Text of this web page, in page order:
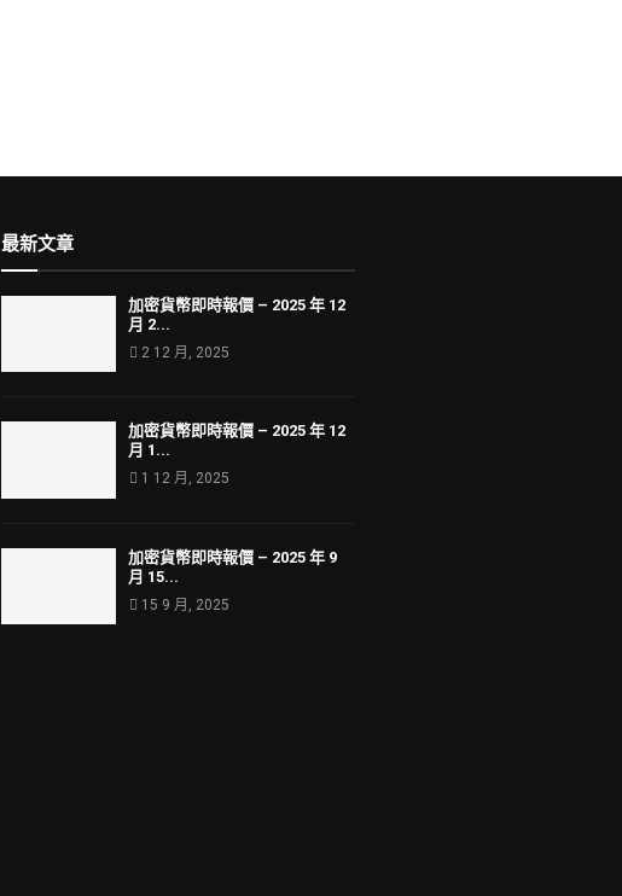
最新文章
加密貨幣即時報價 – 2025 年 12
月 2...
2 12 月, 2025
加密貨幣即時報價 – 2025 年 12
月 1...
1 12 月, 2025
加密貨幣即時報價 – 2025 年 9
月 15...
15 9 月, 2025